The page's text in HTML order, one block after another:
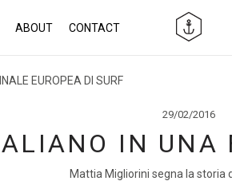
ABOUT CONTACT
EUROPEA DI SURF
29/02/2016
IN UNA
Mattia Migliorini segna la storia